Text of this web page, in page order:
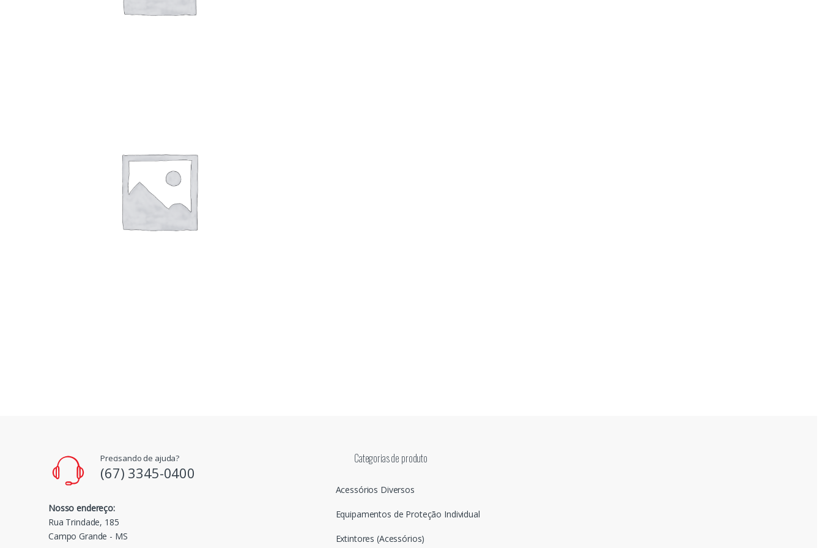
Precisando de ajuda?
(67) 3345-0400
Nosso endereço:
Rua Trindade, 185
Campo Grande - MS
Categorias de produto
Acessórios Diversos
Equipamentos de Proteção Individual
Extintores (Acessórios)